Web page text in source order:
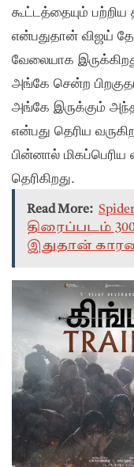
கூட்டத்தையும்
என்பதுதான் விஜய்
வேலையாக
அங்கே சென்ற
அங்கே இருக்கும்
என்பது தெரிய
பின்னால் மிகப்பெரிய
தெரிகிறது.
Read More:
திரைப்படம்
இதுதான்